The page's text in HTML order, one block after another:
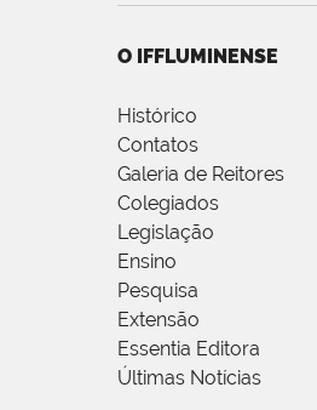
O IFFLUMINENSE
Histórico
Contatos
Galeria de Reitores
Colegiados
Legislação
Ensino
Pesquisa
Extensão
Essentia Editora
Últimas Notícias